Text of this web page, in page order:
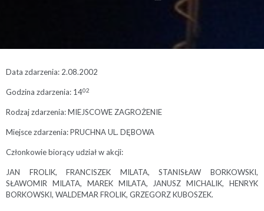
Data zdarzenia: 2.08.2002
Godzina zdarzenia: 1402
Rodzaj zdarzenia: MIEJSCOWE ZAGROŻENIE
Miejsce zdarzenia: PRUCHNA UL. DĘBOWA
Członkowie biorący udział w akcji:
JAN FROLIK, FRANCISZEK MILATA, STANISŁAW BORKOWSKI,
SŁAWOMIR MILATA, MAREK MILATA, JANUSZ MICHALIK, HENRYK
BORKOWSKI, WALDEMAR FROLIK, GRZEGORZ KUBOSZEK.